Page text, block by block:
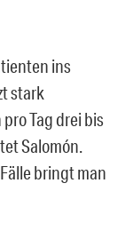
ins
stark
Tag drei bis
Salomón.
bringt man